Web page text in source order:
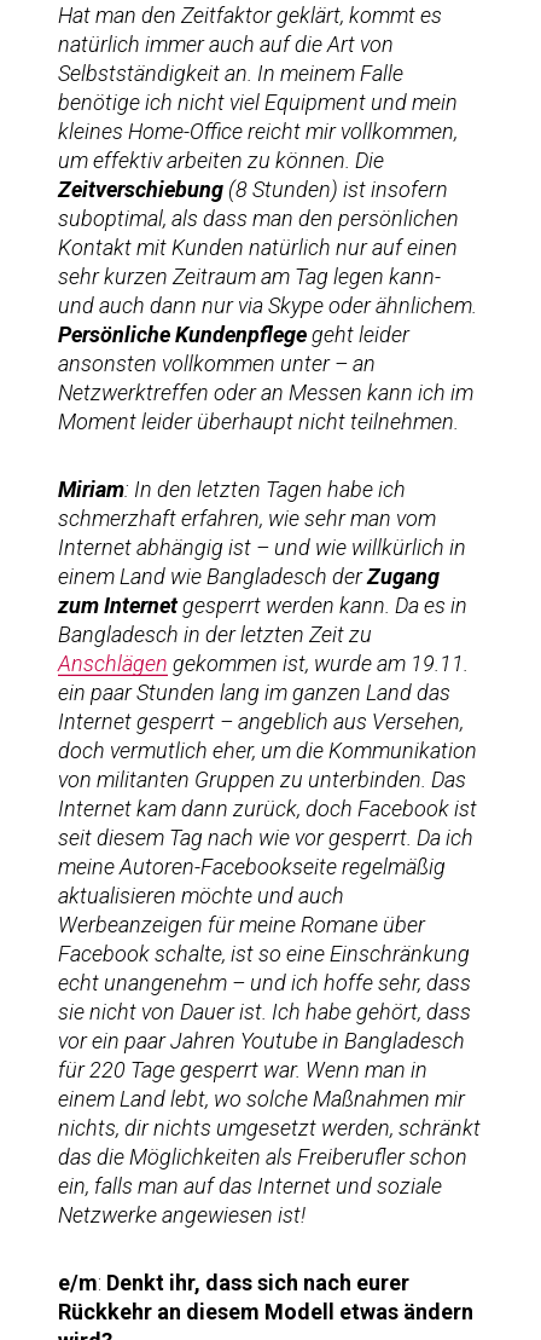
Hat man den Zeitfaktor geklärt, kommt es
natürlich immer auch auf die Art von
Selbstständigkeit an. In meinem Falle
benötige ich nicht viel Equipment und mein
kleines Home-Office reicht mir vollkommen,
um effektiv arbeiten zu können. Die
Zeitverschiebung (8 Stunden) ist insofern
suboptimal, als dass man den persönlichen
Kontakt mit Kunden natürlich nur auf einen
sehr kurzen Zeitraum am Tag legen kann-
und auch dann nur via Skype oder ähnlichem.
Persönliche Kundenpflegegeht leider
ansonsten vollkommen unter – an
Netzwerktreffen oder an Messen kann ich im
Moment leider überhaupt nicht teilnehmen.
Miriam: In den letzten Tagen habe ich
schmerzhaft erfahren, wie sehr man vom
Internet abhängig ist – und wie willkürlich in
einem Land wie Bangladesch derZugang
zum Internetgesperrt werden kann. Da es in
Bangladesch in der letzten Zeit zu
Anschlägen gekommen ist, wurde am 19.11.
ein paar Stunden lang im ganzen Land das
Internet gesperrt – angeblich aus Versehen,
doch vermutlich eher, um die Kommunikation
von militanten Gruppen zu unterbinden. Das
Internet kam dann zurück, doch Facebook ist
seit diesem Tag nach wie vor gesperrt. Da ich
meine Autoren-Facebookseite regelmäßig
aktualisieren möchte und auch
Werbeanzeigen für meine Romane über
Facebook schalte, ist so eine Einschränkung
echt unangenehm – und ich hoffe sehr, dass
sie nicht von Dauer ist. Ich habe gehört, dass
vor ein paar Jahren Youtube in Bangladesch
für 220 Tage gesperrt war. Wenn man in
einem Land lebt, wo solche Maßnahmen mir
nichts, dir nichts umgesetzt werden, schränkt
das die Möglichkeiten als Freiberufler schon
ein, falls man auf das Internet und soziale
Netzwerke angewiesen ist!
e/m: Denkt ihr, dass sich nach eurer
Rückkehr an diesem Modell etwas ändern